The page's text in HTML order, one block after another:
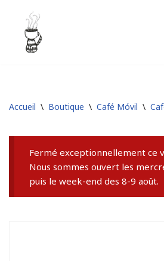
Aller
Accueil \ Boutique \ Café Móvil \
Fermé exceptionnellement ce
Nous sommes ouvert les
puis le week-end des 8-9 août.